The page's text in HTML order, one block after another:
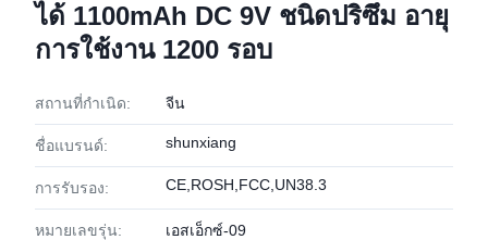
ได้ 1100mAh DC 9V ชนิดปริซึม อายุ
การใช้งาน 1200 รอบ
สถานที่กำเนิด: จีน
ชื่อแบรนด์: shunxiang
การรับรอง: CE,ROSH,FCC,UN38.3
หมายเลขรุ่น: เอสเอ็กซ์-09